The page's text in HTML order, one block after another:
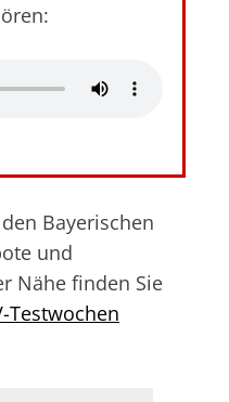
Bayerischen
und
Nähe finden Sie
Testwochen